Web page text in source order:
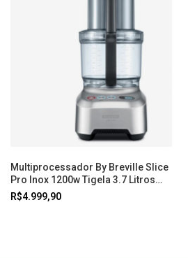
Multiprocessador By Breville Slice
Pro Inox 1200w Tigela 3.7 Litros
127v Tramontina
R$4.999,90